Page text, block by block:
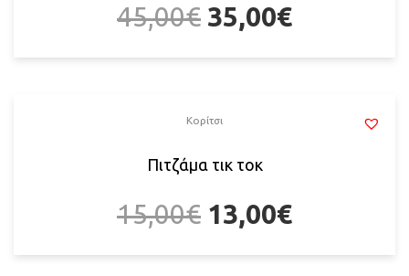
45,00€ 35,00€
Κορίτσι
Πιτζάμα τικ τοκ
15,00€ 13,00€